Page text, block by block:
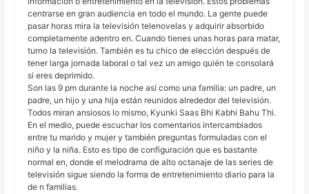
centrarse en gran audiencia en todo el mundo. La gente puede
pasar horas mira la televisión telenovelas y adquirir absorbido
completamente adentro en. Cuando tienes unas horas para matar,
turno la televisión. También es tu chico de elección después de
tener larga jornada laboral o tal vez un amigo quién te consolará
si eres deprimido.
Son las 9 pm durante la noche así como una familia: un padre, un
padre, un hijo y una hija están reunidos alrededor del televisión.
Todos miran ansiosos lo mismo, Kyunki Saas Bhi Kabhi Bahu Thi.
En el medio, puede escuchar los comentarios intercambiados
entre tu marido y mujer y también preguntas formuladas con el
niño y la niña. Esto es tipo de configuración que es bastante
normal en, donde el melodrama de alto octanaje de las series de
televisión sigue siendo la forma de entretenimiento diario para la
de n familias.